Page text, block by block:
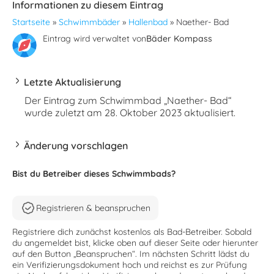
Informationen zu diesem Eintrag
Startseite » Schwimmbäder » Hallenbad » Naether- Bad
Eintrag wird verwaltet vonBäder Kompass
Letzte Aktualisierung
Der Eintrag zum Schwimmbad „Naether- Bad“
wurde zuletzt am 28. Oktober 2023 aktualisiert.
Änderung vorschlagen
Bist du Betreiber dieses Schwimmbads?
Registrieren & beanspruchen
Registriere dich zunächst kostenlos als Bad-Betreiber. Sobald
du angemeldet bist, klicke oben auf dieser Seite oder hierunter
auf den Button „Beanspruchen“. Im nächsten Schritt lädst du
ein Verifizierungsdokument hoch und reichst es zur Prüfung